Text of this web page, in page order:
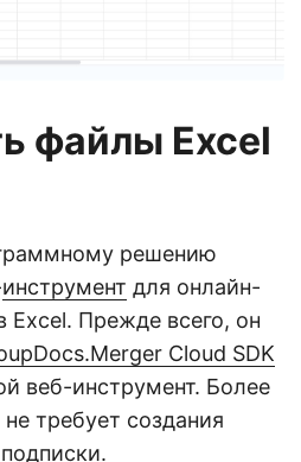
файлы Excel
решению
инструмент для онлайн-
Excel. Прежде всего, он
Cloud SDK
веб-инструмент. Более
требует создания